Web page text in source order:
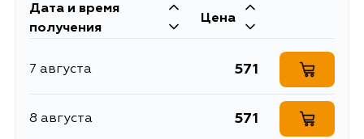
Дата и время
получения
Цена
7 августа 571
8 августа 571